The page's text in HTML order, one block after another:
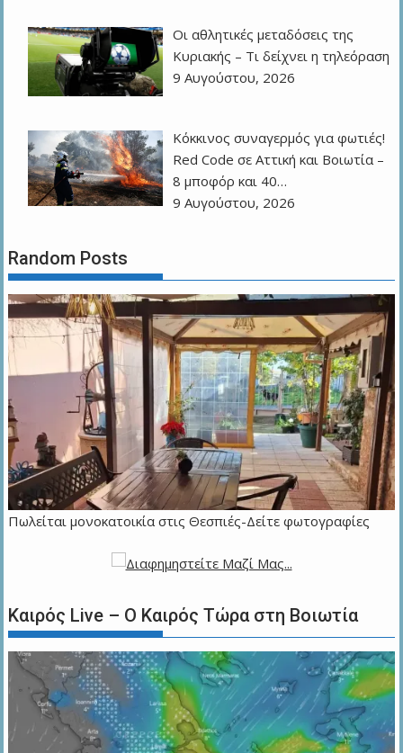
Οι αθλητικές μεταδόσεις της
Κυριακής – Τι δείχνει η τηλεόραση
9 Αυγούστου, 2026
Κόκκινος συναγερμός για φωτιές!
Red Code σε Αττική και Βοιωτία –
8 μποφόρ και 40…
9 Αυγούστου, 2026
Random Posts
Πωλείται μονοκατοικία στις Θεσπιές-Δείτε φωτογραφίες
Καιρός Live – Ο Καιρός Τώρα στη Βοιωτία